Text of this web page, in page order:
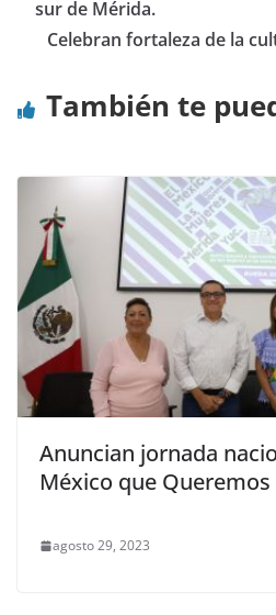
sur de Mérida.
Celebran fortaleza de la
También te
Anuncian jornada
México que Queremos
agosto 29, 2023